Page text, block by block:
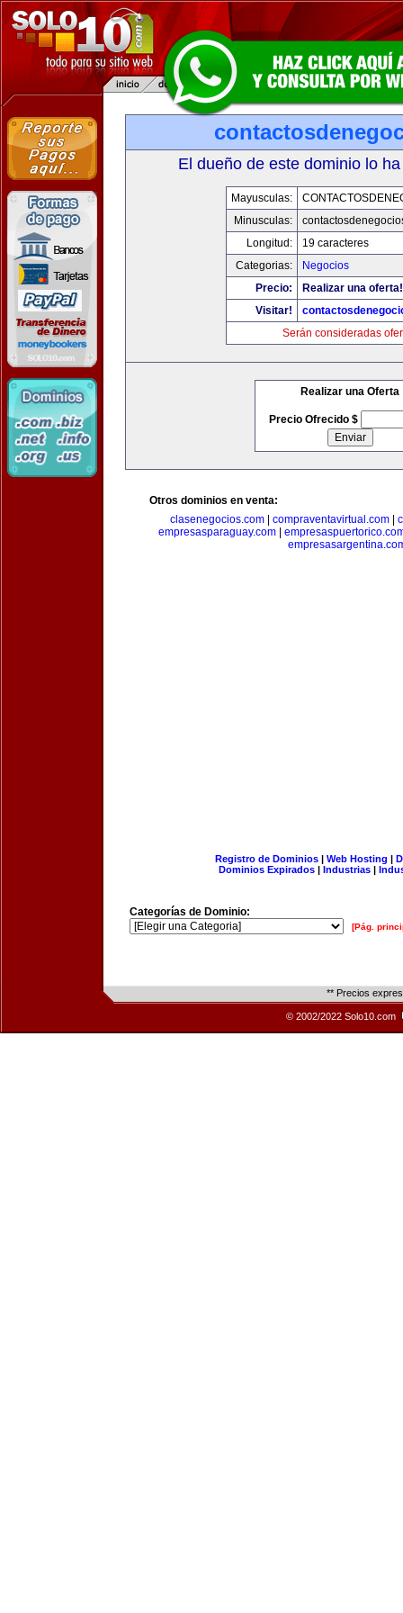
El dueño de este dominio lo
Mayusculas:
Minusculas:
Longitud:
19 caracteres
Categorias:
Negocios
Precio:
Realizar una oferta!
Visitar!
Serán consideradas
Realizar una Oferta
Precio Ofrecido $
Otros dominios en venta:
clasenegocios.com| compraventavirtual.com|
empresasparaguay.com|
Registro de Dominios| Web Hosting |
Dominios Expirados | Industrias |
Categorías de Dominio:
[Pág.
** Precios
© 2002/2022 Solo10.com